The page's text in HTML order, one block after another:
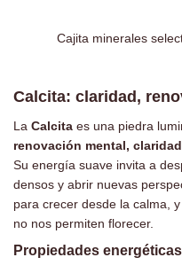
Cajita minerales
Calcita: claridad,
La Calcita es una piedra
renovación mental,
Su energía suave invita a
densos y abrir nuevas
para crecer desde la calma,
no nos permiten florecer.
Propiedades